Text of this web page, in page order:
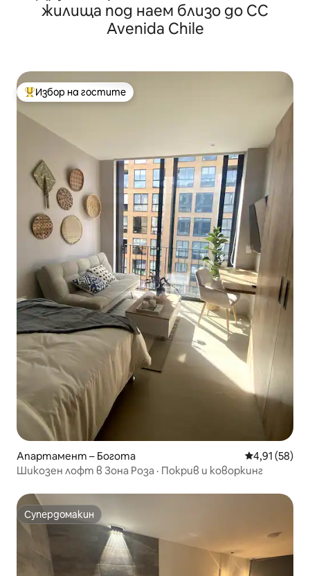
жилища под наем близо до CC
Avenida Chile
Най-популярен избор на гостите
Избор на гостите
Апартамент – Богота Средна
4,91 (58)
Шикозен лофт в Зона Роза · Покрив и коворкинг
Супердомакин
Супердомакин